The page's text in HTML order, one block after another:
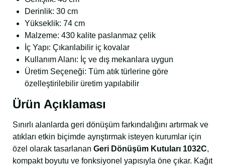
Derinlik: 30 cm
Yükseklik: 74 cm
Malzeme: 430 kalite paslanmaz çelik
İç Yapı: Çıkarılabilir iç kovalar
Kullanım Alanı: İç ve dış mekanlara uygun
Üretim Seçeneği: Tüm atık türlerine göre
özelleştirilebilir üretim yapılabilir
Ürün Açıklaması
Sınırlı alanlarda geri dönüşüm farkındalığını artırmak ve
atıkları etkin biçimde ayrıştırmak isteyen kurumlar için
özel olarak tasarlanan Geri Dönüşüm Kutuları 1032C,
kompakt boyutu ve fonksiyonel yapısıyla öne çıkar. Kağıt